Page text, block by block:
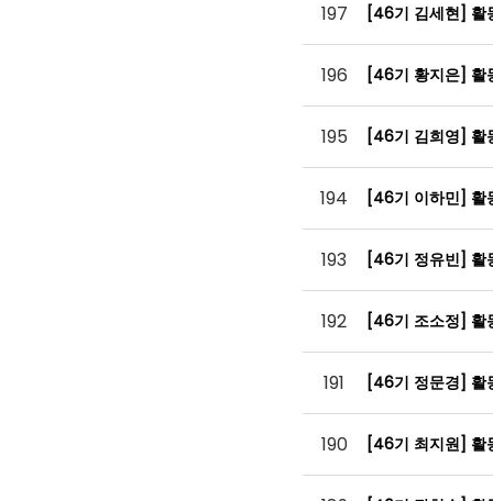
197 [46기 김세현] 활
196 [46기 황지은] 활
195 [46기 김희영] 활
194 [46기 이하민] 활
193 [46기 정유빈] 활
192 [46기 조소정] 활
191 [46기 정문경] 활
190 [46기 최지원] 활